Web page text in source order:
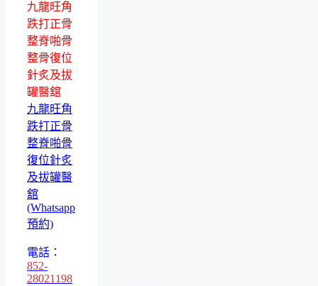
九龍旺角
跌打正骨
整脊啪骨
整骨復位
針炙及拔
罐醫舘
九龍旺角
跌打正骨
整脊啪骨
復位針炙
及拔罐醫
舘
(Whatsapp
預約)
電話：
852-
28021198